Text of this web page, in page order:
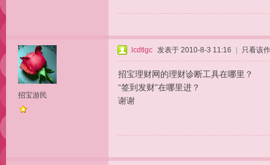
招宝游民
lcdtlgc 发表于 2010-8-3 11:16 只看该
招宝理财网的理财诊断工具在哪里？
“签到发财”在哪里进？
谢谢